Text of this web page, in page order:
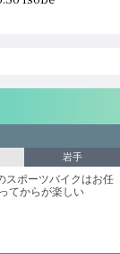
岩手
スポーツバイクはお任
てからが楽しい